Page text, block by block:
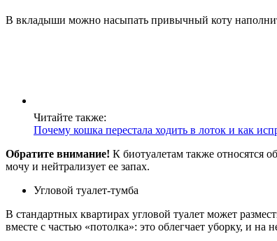
В вкладыши можно насыпать привычный коту
Читайте также:
Почему кошка перестала ходить в лоток и как
Обратите внимание! К биотуалетам также относятся
мочу и нейтрализует ее запах.
Угловой туалет-тумба
В стандартных квартирах угловой туалет может
вместе с частью «потолка»: это облегчает уборку, и